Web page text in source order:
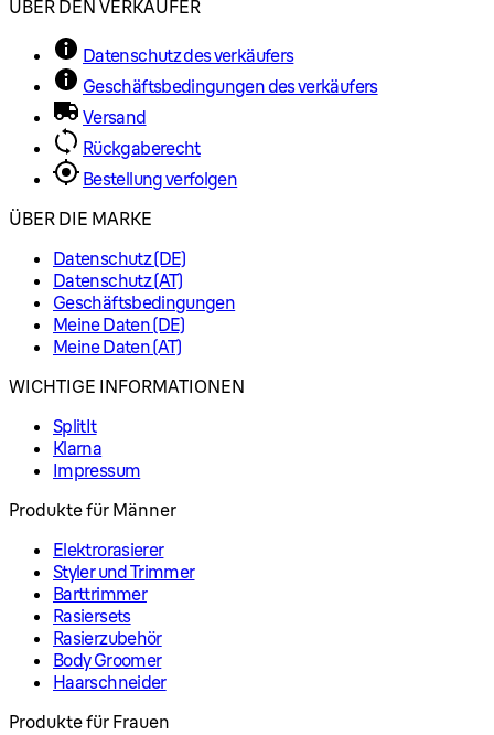
ÜBER DEN VERKÄUFER
Datenschutz des verkäufers
Geschäftsbedingungen des verkäufers
Versand
Rückgaberecht
Bestellung verfolgen
ÜBER DIE MARKE
Datenschutz (DE)
Datenschutz (AT)
Geschäftsbedingungen
Meine Daten (DE)
Meine Daten (AT)
WICHTIGE INFORMATIONEN
SplitIt
Klarna
Impressum
Produkte für Männer
Elektrorasierer
Styler und Trimmer
Barttrimmer
Rasiersets
Rasierzubehör
Body Groomer
Haarschneider
Produkte für Frauen